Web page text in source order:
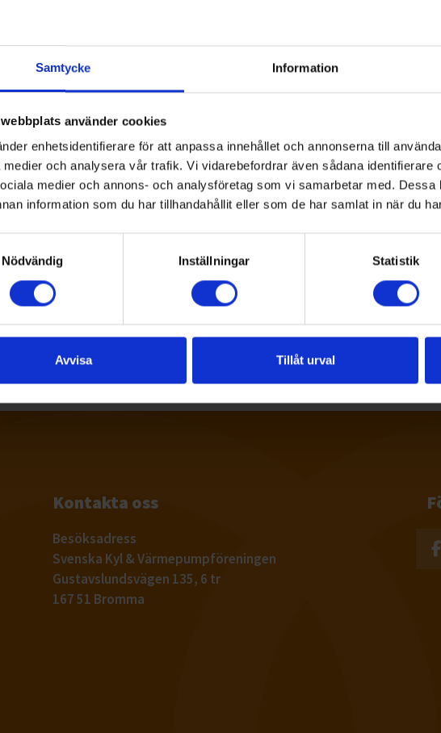
Samtycke Information
webbplats använder cookies
enhetsidentifierare för att anpassa innehållet och annonserna till
medier och analysera vår trafik. Vi vidarebefordrar även sådana identifierare
medier och annons- och analysföretag som vi samarbetar med.
information som du har tillhandahållit eller som de har samlat in när du
Nödvändig
Inställningar Statistik
Avvisa Tillåt urval
192008-D
Svensk Kylnorm,
Luftkonditionering i motorfordon
2.300:-
192102-
Svensk Kylnorm,
brandfarliga
2.300:-
Kontakta oss
Besöksadress
Svenska Kyl & Värmepumpföreningen
Gustavslundsvägen 135, 6 tr
167 51 Bromma